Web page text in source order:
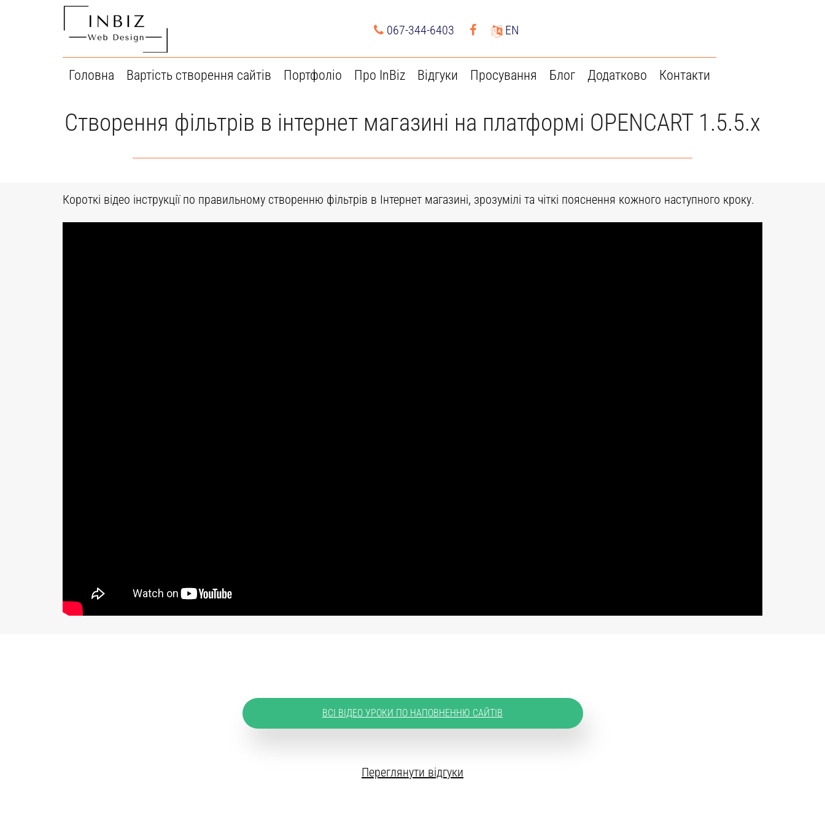
067-344-6403 EN
Головна Вартість створення сайтів Портфоліо Про InBiz Відгуки Просування Блог Додатково Контакти
Створення фільтрів в інтернет магазині на платформі OPENCART 1.5.5.х
Короткі відео інструкції по правильному створенню фільтрів в Інтернет магазині, зрозумілі та чіткі пояснення кожного наступного кроку.
ВСІ ВІДЕО УРОКИ ПО НАПОВНЕННЮ САЙТІВ
Переглянути відгуки